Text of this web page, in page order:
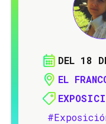
DEL 18
EL